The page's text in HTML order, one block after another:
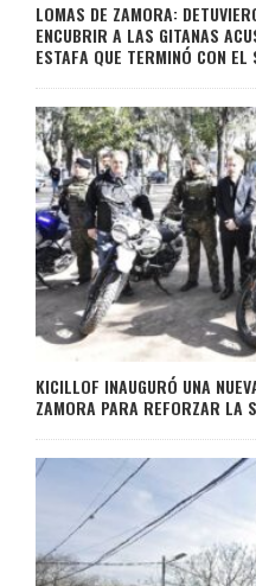
LOMAS DE ZAMORA:
ENCUBRIR A LAS GITANAS
ESTAFA QUE TERMINÓ CON EL
KICILLOF INAUGURÓ UNA
ZAMORA PARA REFORZAR LA